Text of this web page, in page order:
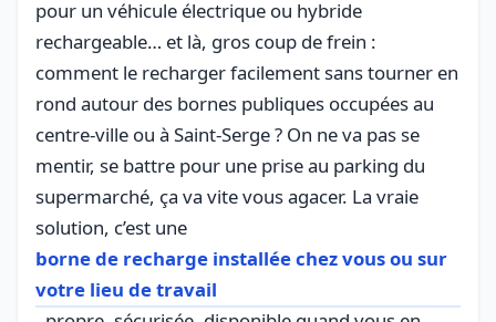
pour un véhicule électrique ou hybride
rechargeable… et là, gros coup de frein :
comment le recharger facilement sans tourner en
rond autour des bornes publiques occupées au
centre-ville ou à Saint-Serge ? On ne va pas se
mentir, se battre pour une prise au parking du
supermarché, ça va vite vous agacer. La vraie
solution, c’est une
borne de recharge installée chez vous ou sur
votre lieu de travail